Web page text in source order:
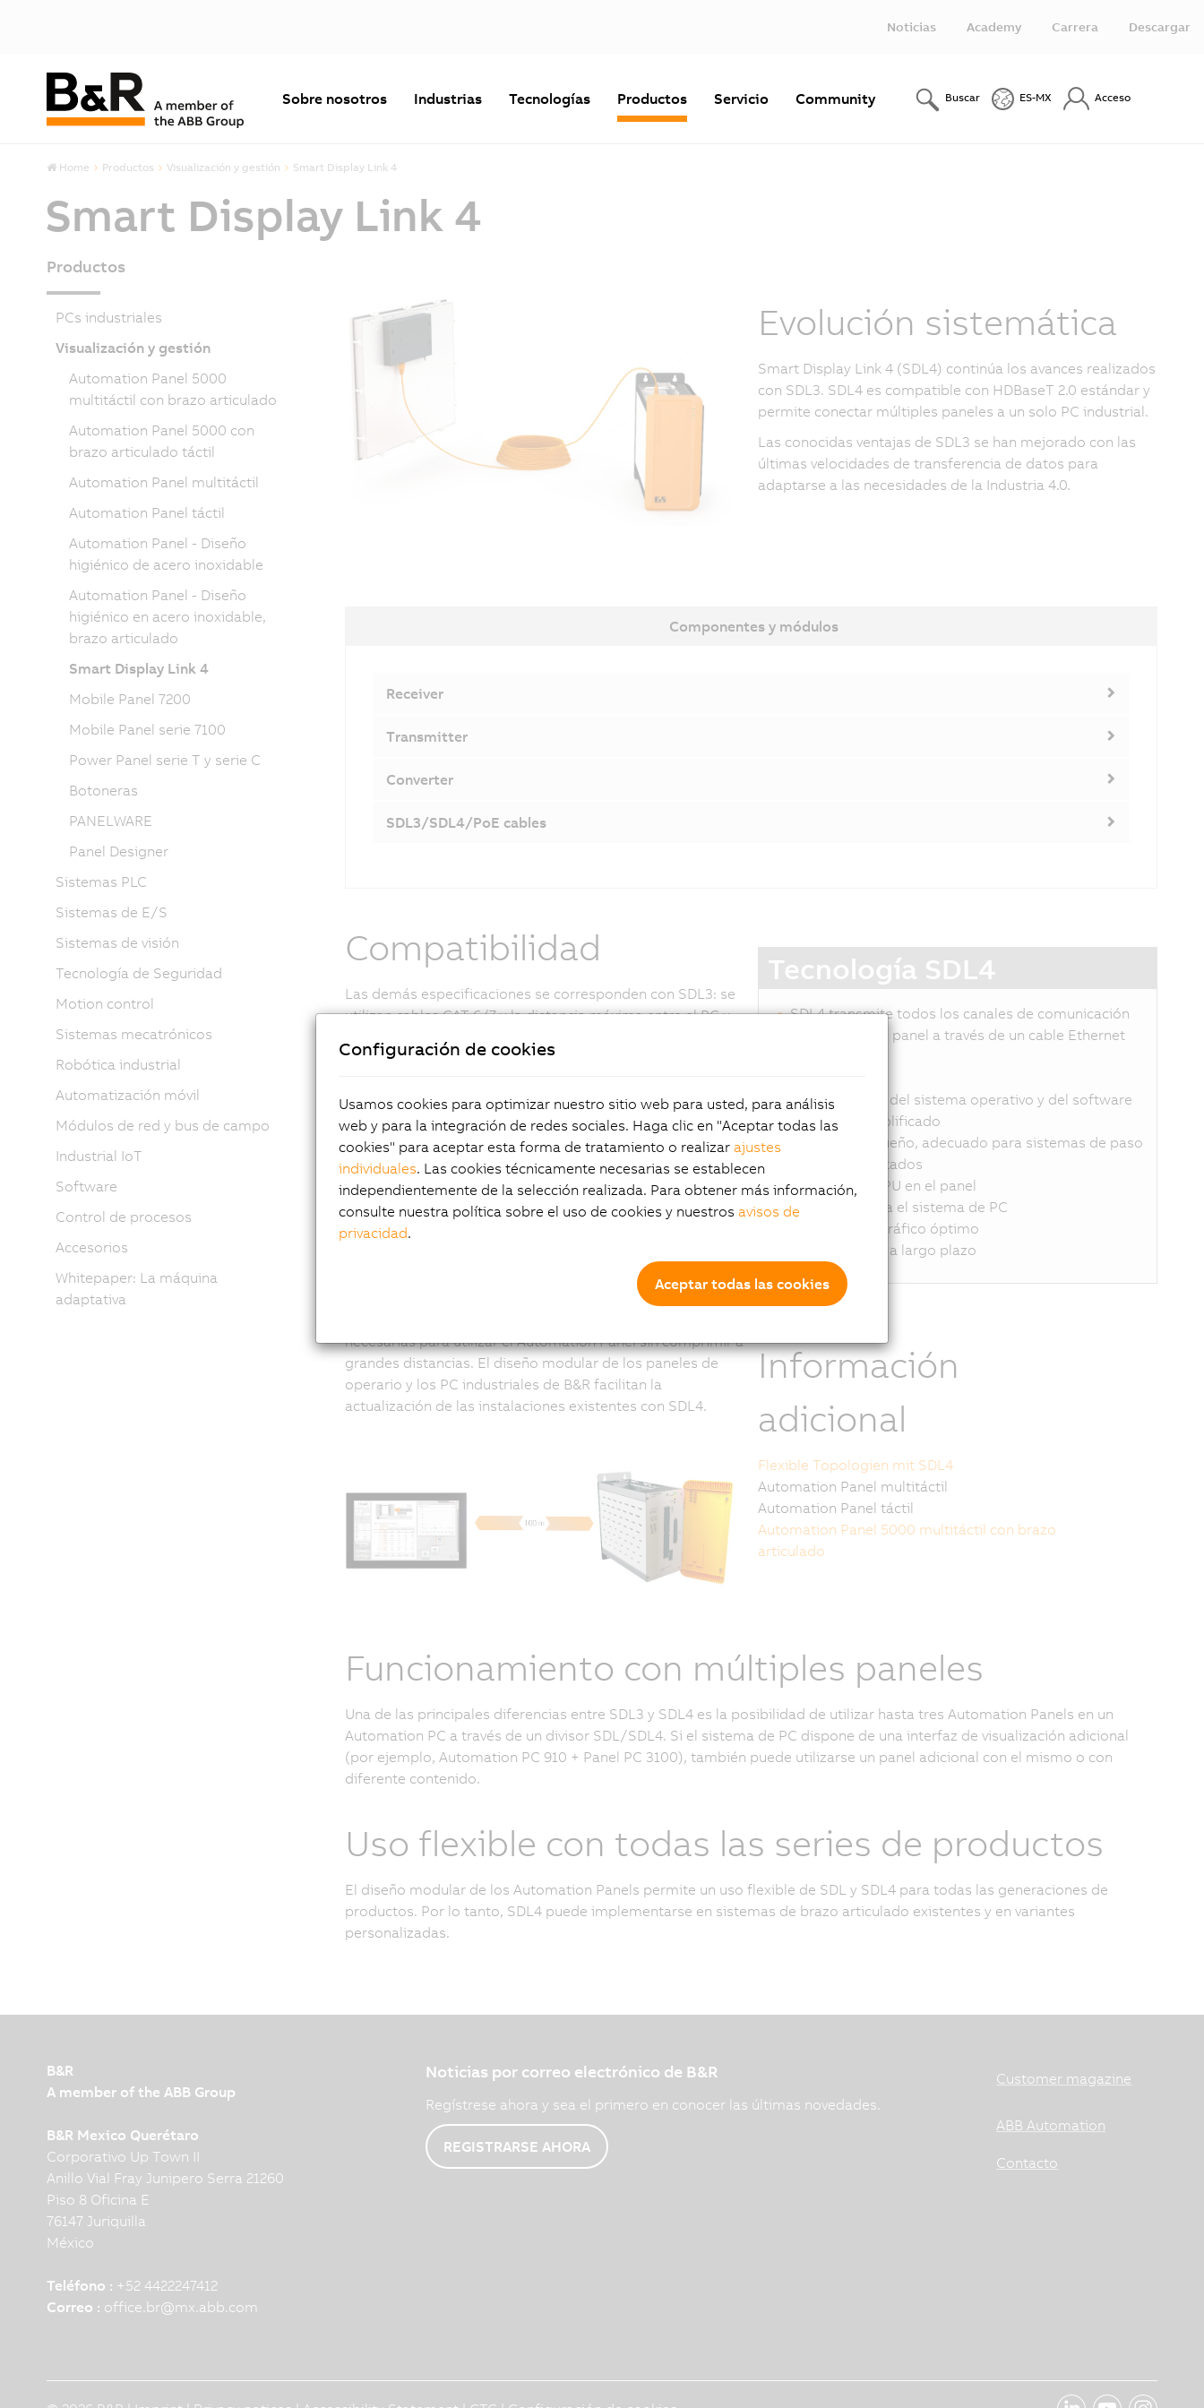
Noticias Academy Carrera Descargar
Sobre nosotros Industrias Tecnologías Productos Servicio Community Buscar ES-MX Acceso
Home Productos Visualización y gestión Smart Display Link 4
Smart Display Link 4
Evolución sistemática
Smart Display Link 4 (SDL4) continúa los avances realizados
con SDL3. SDL4 es compatible con HDBaseT 2.0 estándar y
permite conectar múltiples paneles a un solo PC industrial.
Las conocidas ventajas de SDL3 se han mejorado con las
últimas velocidades de transferencia de datos para
adaptarse a las necesidades de la Industria 4.0.
Componentes y módulos
Receiver
Transmitter
Converter
SDL3/SDL4/PoE cables
Compatibilidad
Las demás especificaciones se corresponden con SDL3: se
utilizan cables CAT 6/7 y la distancia máxima entre el PC y
contenido de la pantalla, SDL4 también transmite datos
LED y los dispositivos USB.
El nuevo estándar para
la comunicación del
necesarias para utilizar el Automation Panel sin comprimir a
grandes distancias. El diseño modular de los paneles de
operario y los PC industriales de B&R facilitan la
actualización de las instalaciones existentes con SDL4.
Tecnología SDL4
SDL4 transmite todos los canales de comunicación
entre el PC y el panel a través de un cable Ethernet
Independiente del sistema operativo y del software
Cableado simplificado
Conector pequeño, adecuado para sistemas de paso
de cables ajustados
No requiere CPU en el panel
Sin cargas para el sistema de PC
Rendimiento gráfico óptimo
Disponibilidad a largo plazo
Información
adicional
Flexible Topologien mit SDL4
Automation Panel multitáctil
Automation Panel táctil
Automation Panel 5000 multitáctil con brazo
articulado
Funcionamiento con múltiples paneles
Una de las principales diferencias entre SDL3 y SDL4 es la posibilidad de utilizar hasta tres Automation Panels en un
Automation PC a través de un divisor SDL/SDL4. Si el sistema de PC dispone de una interfaz de visualización adicional
(por ejemplo, Automation PC 910 + Panel PC 3100), también puede utilizarse un panel adicional con el mismo o con
diferente contenido.
Uso flexible con todas las series de productos
El diseño modular de los Automation Panels permite un uso flexible de SDL y SDL4 para todas las generaciones de
productos. Por lo tanto, SDL4 puede implementarse en sistemas de brazo articulado existentes y en variantes
personalizadas.
Productos
PCs industriales
Visualización y gestión
Automation Panel 5000
multitáctil con brazo articulado
Automation Panel 5000 con
brazo articulado táctil
Automation Panel multitáctil
Automation Panel táctil
Automation Panel - Diseño
higiénico de acero inoxidable
Automation Panel - Diseño
higiénico en acero inoxidable,
brazo articulado
Smart Display Link 4
Mobile Panel 7200
Mobile Panel serie 7100
Power Panel serie T y serie C
Botoneras
PANELWARE
Panel Designer
Sistemas PLC
Sistemas de E/S
Sistemas de visión
Tecnología de Seguridad
Motion control
Sistemas mecatrónicos
Robótica industrial
Automatización móvil
Módulos de red y bus de campo
Industrial IoT
Software
Control de procesos
Accesorios
Whitepaper: La máquina
adaptativa
B&R
A member of the ABB Group
B&R Mexico Querétaro
Corporativo Up Town II
Anillo Vial Fray Junipero Serra 21260
Piso 8 Oficina E
76147 Juriquilla
México
Teléfono : +52 4422247412
Correo : office.br@mx.abb.com
Noticias por correo electrónico de B&R
Regístrese ahora y sea el primero en conocer las últimas novedades.
REGISTRARSE AHORA
Customer magazine
ABB Automation
Contacto
Configuración de cookies
Usamos cookies para optimizar nuestro sitio web para usted, para análisis
web y para la integración de redes sociales. Haga clic en "Aceptar todas las
cookies" para aceptar esta forma de tratamiento o realizar ajustes
individuales. Las cookies técnicamente necesarias se establecen
independientemente de la selección realizada. Para obtener más información,
consulte nuestra política sobre el uso de cookies y nuestros avisos de
privacidad.
Aceptar todas las cookies